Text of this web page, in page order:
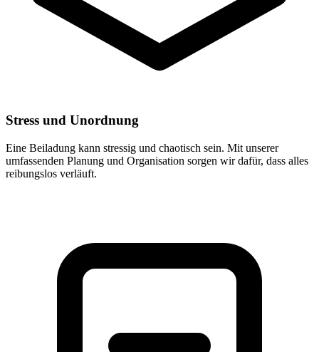
Stress und Unordnung
Eine Beiladung kann stressig und chaotisch sein. Mit unserer
umfassenden Planung und Organisation sorgen wir dafür, dass alles
reibungslos verläuft.